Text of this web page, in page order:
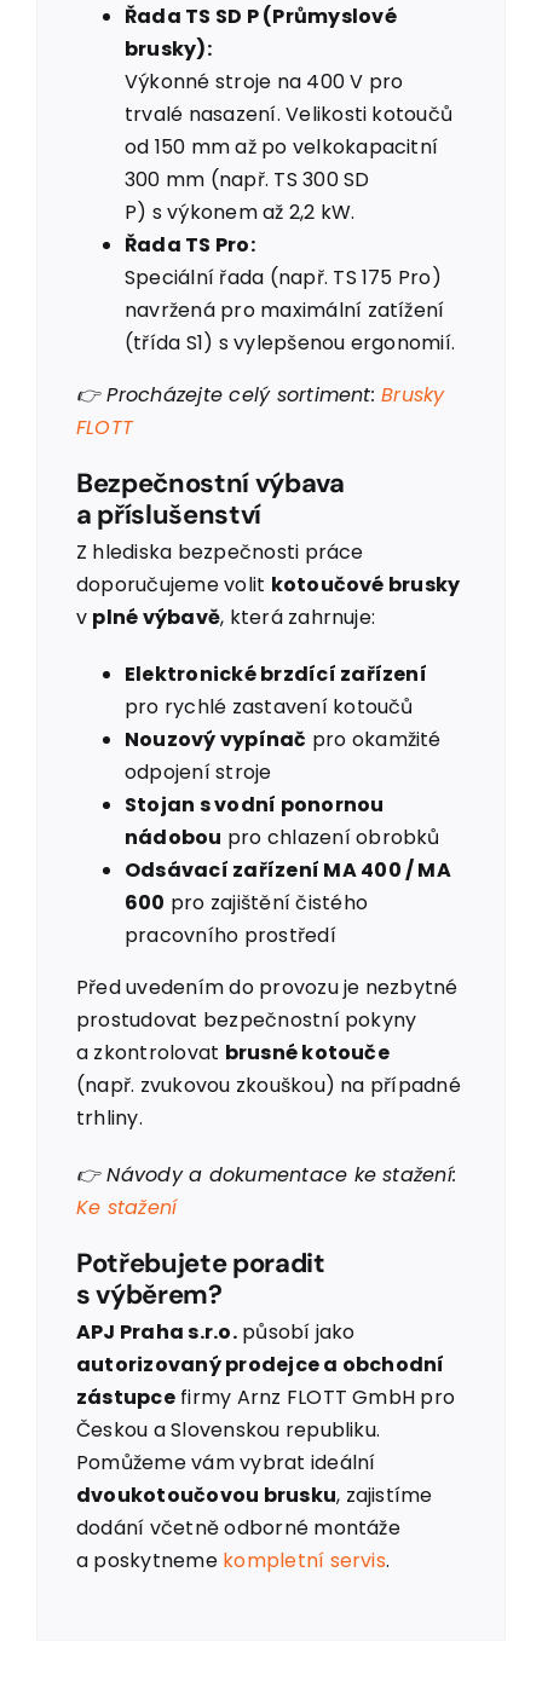
Řada TS SD P (Průmyslové
brusky):
Výkonné stroje na 400 V pro
trvalé nasazení. Velikosti kotoučů
od 150 mm až po velkokapacitní
300 mm (např. TS 300 SD
P) s výkonem až 2,2 kW.
Řada TS Pro:
Speciální řada (např. TS 175 Pro)
navržená pro maximální zatížení
(třída S1) s vylepšenou ergonomií.
👉 Procházejte celý sortiment:Brusky
FLOTT
Bezpečnostní výbava
a příslušenství
Z hlediska bezpečnosti práce
doporučujeme volit kotoučové brusky
v plné výbavě, která zahrnuje:
Elektronické brzdící zařízení
pro rychlé zastavení kotoučů
Nouzový vypínač pro okamžité
odpojení stroje
Stojan s vodní ponornou
nádobou pro chlazení obrobků
Odsávací zařízení MA 400 / MA
600 pro zajištění čistého
pracovního prostředí
Před uvedením do provozu je nezbytné
prostudovat bezpečnostní pokyny
a zkontrolovat brusné kotouče
(např. zvukovou zkouškou) na případné
trhliny.
👉 Návody a dokumentace ke stažení:
Ke stažení
Potřebujete poradit
s výběrem?
APJ Praha s.r.o.působí jako
autorizovaný prodejce a obchodní
zástupcefirmy Arnz FLOTT GmbH pro
Českou a Slovenskou republiku.
Pomůžeme vám vybrat ideální
dvoukotoučovou brusku, zajistíme
dodání včetně odborné montáže
a poskytneme kompletní servis.